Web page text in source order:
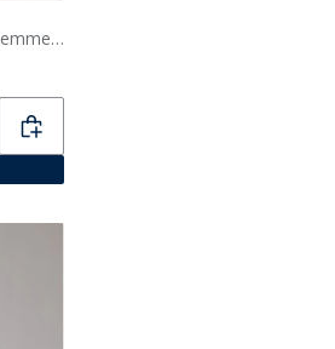
Tommy Jeans T-shirt Bouffant Femme Ecru